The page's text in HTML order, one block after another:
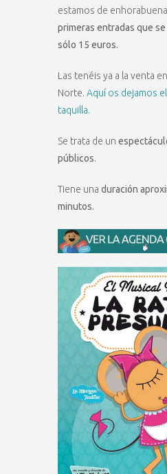
estamos de
primeras entradas que
sólo 15 euros.
Las tenéis ya a la venta
Norte. Aquí os dejamos
taquilla.
Se trata de un
públicos.
Tiene una duración
minutos.